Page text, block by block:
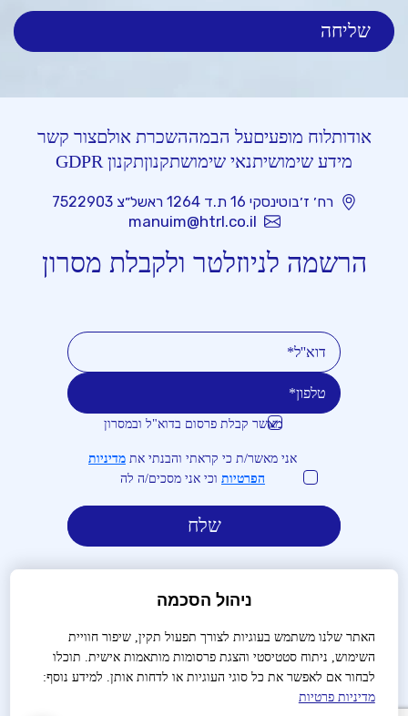
אודותלוח מופעיםעל הבמההשכרת אולםצור קשר
מידע שימושיתנאי שימושתקנוןתקנון GDPR
רח׳ ז׳בוטינסקי 16 ת.ד 1264 ראשל״צ 7522903
manuim@htrl.co.il
הרשמה לניוזלטר ולקבלת מסרון
מאשר קבלת פרסום בדוא"ל ובמסרון
אני מאשר/ת כי קראתי והבנתי את מדיניות
הפרטיות וכי אני מסכים/ה לה
לבירורים והזמנות:03-9488666
שאלות נפוצות צור קשר
ניהול הסכמה
האתר שלנו משתמש בעוגיות לצורך תפעול תקין, שיפור חוויית
השימוש, ניתוח סטטיסטי והצגת פרסומות מותאמות אישית. תוכלו
לבחור אם לאפשר את כל סוגי העוגיות או לדחות אותן. למידע נוסף:
מדיניות פרטיות